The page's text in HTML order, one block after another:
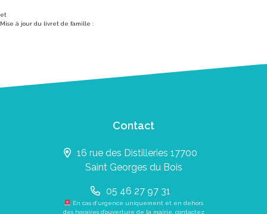
et
Mise à jour du livret de famille :
Contact
16 rue des Distilleries 17700
Saint Georges du Bois
05 46 27 97 31
En cas d’urgence uniquement et en dehors
des horaires d’ouverture de la mairie, contactez